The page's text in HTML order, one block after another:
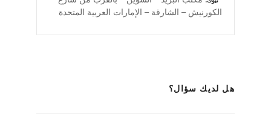
الكورنيش – الشارقة – الإمارات العربية المتحدة
هل لديك سؤال؟